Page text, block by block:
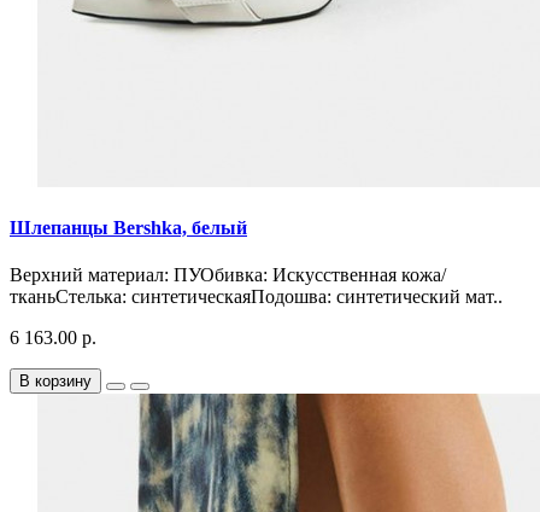
Шлепанцы Bershka, белый
Верхний материал: ПУОбивка: Искусственная кожа/
тканьСтелька: синтетическаяПодошва: синтетический мат..
6 163.00 р.
В корзину